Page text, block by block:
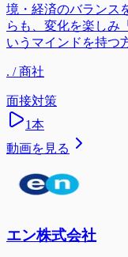
境・経済のバランス
らも、変化を楽しみ
いうマインドを持つ
. / 商社
面接対策
1本
動画を見る
エン株式会社